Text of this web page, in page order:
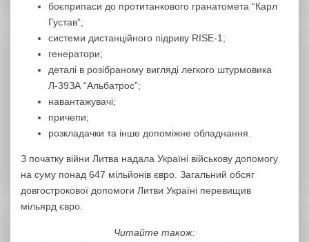
боєприпаси до протитанкового гранатомета “Карл
Густав”;
системи дистанційного підриву RISE-1;
генератори;
деталі в розібраному вигляді легкого штурмовика
Л-39ЗА “Альбатрос”;
навантажувачі;
причепи;
розкладачки та інше допоміжне обладнання.
З початку війни Литва надала Україні військову допомогу
на суму понад 647 мільйонів євро. Загальний обсяг
довгострокової допомоги Литви Україні перевищив
мільярд євро.
Читайте також: